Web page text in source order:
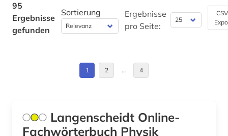
kommunikationstechnik (1)
kongressbericht (1)
kunst (1)
95
Ergebnisse
gefunden
Sortierung
Ergebnisse
pro Seite:
1 2 … 4
Langenscheidt Online-
Fachwörterbuch Physik